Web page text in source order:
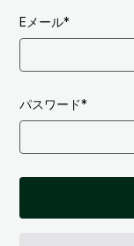
Eメール*
パスワード*